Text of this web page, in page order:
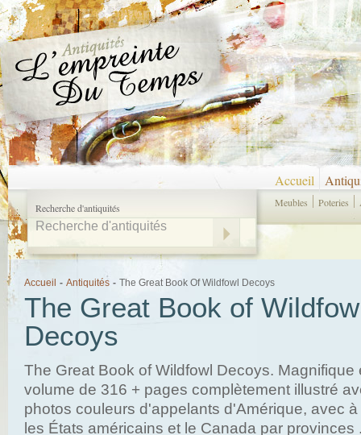
Recherche d'antiquités
Accueil
Meubles Poteries
Accueil - Antiquités - The Great Book Of Wildfowl Decoys
The Great Book of
Decoys
The Great Book of Wildfowl Decoys. Magnifique
volume de 316 + pages complètement illustré
photos couleurs d'appelants d'Amérique, avec
les États américains et le Canada par provinces